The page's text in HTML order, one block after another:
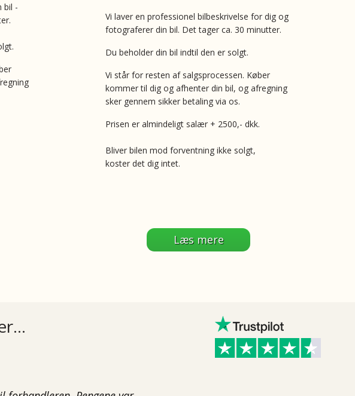
bil -
Vi laver en professionel bilbeskrivelse for dig og
fotograferer din bil. Det tager ca. 30 minutter.
Du beholder din bil indtil den er solgt.
Vi står for resten af salgsprocessen. Køber
kommer til dig og afhenter din bil, og afregning
sker gennem sikker betaling via os.
Prisen er almindeligt salær + 2500,- dkk.
Bliver bilen mod forventning ikke solgt,
koster det dig intet.
Læs mere